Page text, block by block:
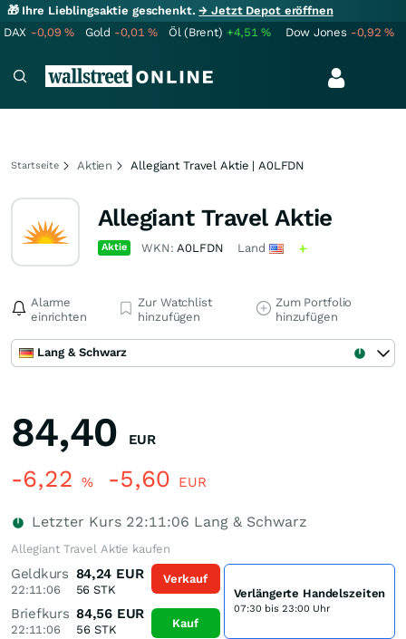
🎁 Ihre Lieblingsaktie geschenkt.→ Jetzt Depot eröffnen
DAX -0,09% Gold -0,01% Öl (Brent) +4,51% Dow Jones -0,92%
Startseite Aktien Allegiant Travel Aktie | A0LFDN
Allegiant Travel Aktie
Aktie WKN:A0LFDN Land
Alarme
einrichten
Zur Watchlist
hinzufügen
Zum Portfolio
hinzufügen
Lang & Schwarz
84,40 EUR
-6,22 % -5,60 EUR
Letzter Kurs 22:11:06 Lang & Schwarz
Allegiant Travel Aktie kaufen
Geldkurs
22:11:06
84,24 EUR
56 STK
Briefkurs
22:11:06
84,56 EUR
56 STK
Verkauf
Kauf
Verlängerte Handelszeiten
07:30 bis 23:00 Uhr